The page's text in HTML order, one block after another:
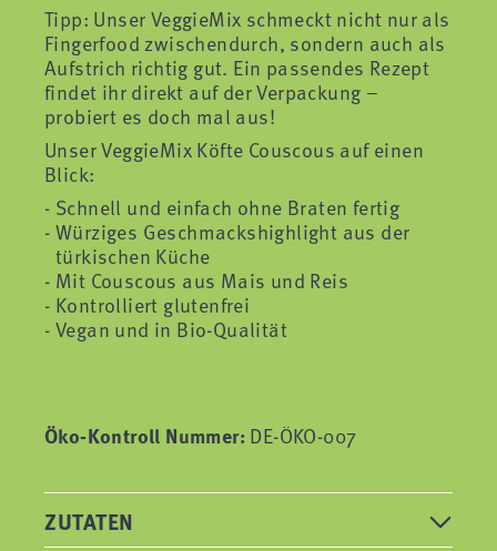
Tipp: Unser VeggieMix schmeckt nicht nur als
Fingerfood zwischendurch, sondern auch als
Aufstrich richtig gut. Ein passendes Rezept
findet ihr direkt auf der Verpackung –
probiert es doch mal aus!
Unser VeggieMix Köfte Couscous auf einen
Blick:
Schnell und einfach ohne Braten fertig
Würziges Geschmackshighlight aus der
türkischen Küche
Mit Couscous aus Mais und Reis
Kontrolliert glutenfrei
Vegan und in Bio-Qualität
Öko-Kontroll Nummer: DE-ÖKO-007
ZUTATEN